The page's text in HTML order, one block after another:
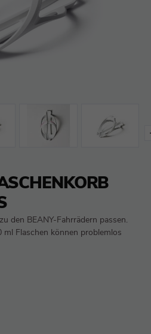
den BEANY-Fahrrädern passen.
Flaschen können problemlos